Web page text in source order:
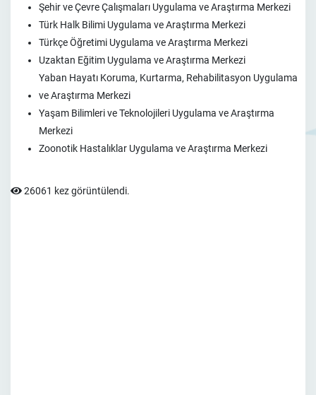
Şehir ve Çevre Çalışmaları Uygulama ve Araştırma Merkezi
Türk Halk Bilimi Uygulama ve Araştırma Merkezi
Türkçe Öğretimi Uygulama ve Araştırma Merkezi
Uzaktan Eğitim Uygulama ve Araştırma Merkezi
Yaban Hayatı Koruma, Kurtarma, Rehabilitasyon Uygulama
ve Araştırma Merkezi
Yaşam Bilimleri ve Teknolojileri Uygulama ve Araştırma
Merkezi
Zoonotik Hastalıklar Uygulama ve Araştırma Merkezi
26061 kez görüntülendi.